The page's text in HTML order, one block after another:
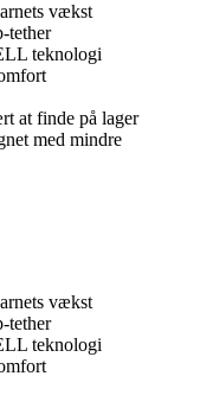
vækst
tether
teknologi
at finde på lager
med mindre
vækst
tether
teknologi